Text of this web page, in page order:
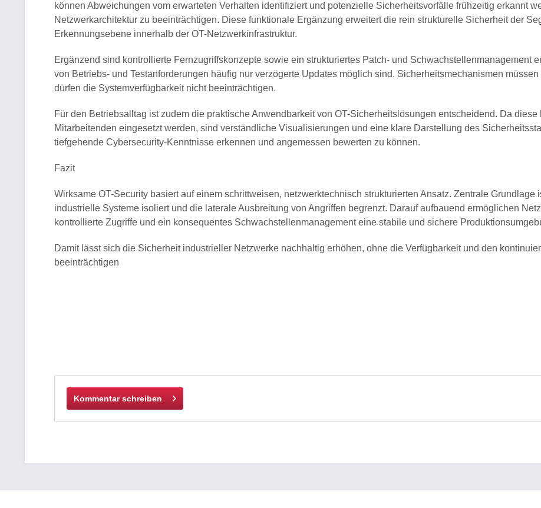
können Abweichungen vom erwarteten Verhalten identifiziert und potenzielle Sicherheitsvorfälle frühzeitig erkannt
Netzwerkarchitektur zu beeinträchtigen. Diese funktionale Ergänzung erweitert die rein strukturelle Sicherheit der
Erkennungsebene innerhalb der OT-Netzwerkinfrastruktur.
Ergänzend sind kontrollierte Fernzugriffskonzepte sowie ein strukturiertes Patch- und Schwachstellenmanagement
von Betriebs- und Testanforderungen häufig nur verzögerte Updates möglich sind. Sicherheitsmechanismen
dürfen die Systemverfügbarkeit nicht beeinträchtigen.
Für den Betriebsalltag ist zudem die praktische Anwendbarkeit von OT-Sicherheitslösungen entscheidend. Da
Mitarbeitenden eingesetzt werden, sind verständliche Visualisierungen und eine klare Darstellung des
tiefgehende Cybersecurity-Kenntnisse erkennen und angemessen bewerten zu können.
Fazit
Wirksame OT-Security basiert auf einem schrittweisen, netzwerktechnisch strukturierten Ansatz. Zentrale
industrielle Systeme isoliert und die laterale Ausbreitung von Angriffen begrenzt. Darauf aufbauend ermöglichen
kontrollierte Zugriffe und ein konsequentes Schwachstellenmanagement eine stabile und sichere
Damit lässt sich die Sicherheit industrieller Netzwerke nachhaltig erhöhen, ohne die Verfügbarkeit und den
beeinträchtigen
Kommentar schreiben